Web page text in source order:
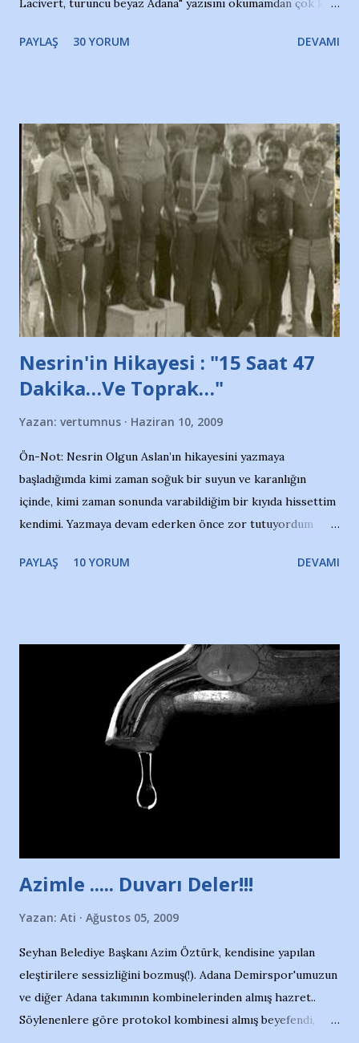
Lacivert, turuncu beyaz Adana" yazısını okumamdan çok kısa
irkildim.. "Bursasporlu taraftarlar, İstanbul takımlarının
ve ürünlerini Bursa şehrinde görmek istemediklerini bir
protesto eylemiyle açıkladıklarını bildiriyordu.. Bu grup
adına açıklama yapan şahsı muhterem(!) ''Açık ve net olarak
söylüyoruz. Bu son uyarımızdır. Bunun yanısıra, bu takımlara
ait tanıtıcı ilanların asılmasına izin veren Bursa Büyükşehir
Belediyesi ile mağazaların bulunduğu alışveriş merkezlerini
de kınıyoruz'' diye de eklemiş .. Blogumuzda okuduğum bu
yazının hemen ardından bu habe...
PAYLAŞ 30 YORUM DEVAMI
Nesrin'in Hikayesi : "15 Saat 47
Dakika…Ve Toprak…"
Yazan: vertumnus Haziran 10, 2009
Ön-Not: Nesrin Olgun Aslan’ın hikayesini yazmaya
başladığımda kimi zaman soğuk bir suyun ve karanlığın
içinde, kimi zaman sonunda varabildiğim bir kıyıda hissettim
kendimi. Yazmaya devam ederken önce zor tutuyordum
Yazımı, ağlayarak bitirebildim ancak…Kendisinin web
Nesrin’in Hikayesi’ne başlıyorum… 1964 Adana Yüzme
havuzunun kenarında 7 yaşında kara kuru bir kız çocuğu
duruyor. Havuzun içinde Adana Demirspor Kulübü
yüzücüleri. Erkekler çoğunlukta. Küçük kız etrafına bakıyor.
Sadece 4 kız çocuğu var. Nesrin, Adana Demirspor’un 4
kızından biri oluyor o gün…Giriyor havuza. 1973 – 1975
Adana Nesrin, 16 yaşında. Yüzüyor. 7 yaşında girdiği
Türkiye 3.lüğü var. 17 yaşında mar...
PAYLAŞ 10 YORUM DEVAMI
Azimle ..... Duvarı Deler!!!
Yazan: Ati Ağustos 05, 2009
Seyhan Belediye Başkanı Azim Öztürk, kendisine yapılan
eleştirilere sessizliğini bozmuş(!). Adana Demirspor'umuzun
ve diğer Adana takımının kombinelerinden almış hazret..
Söylenenlere göre protokol kombinesi almış beyefendi,